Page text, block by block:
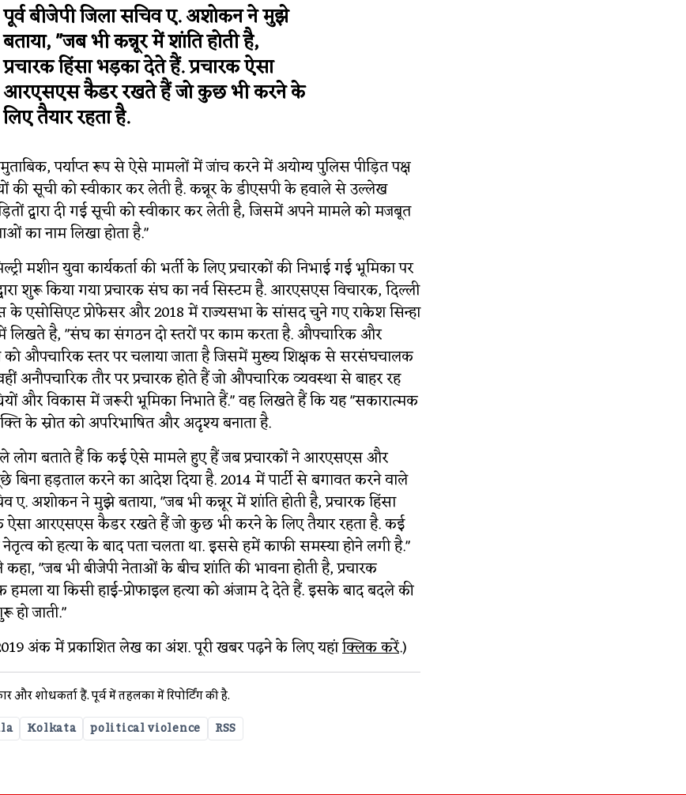
पूर्व बीजेपी जिला सचिव ए. अशोकन ने मुझे
बताया, "जब भी कन्नूर में शांति होती है,
प्रचारक हिंसा भड़का देते हैं. प्रचारक ऐसा
आरएसएस कैडर रखते हैं जो कुछ भी करने के
लिए तैयार रहता है.
पर्याप्त रूप से ऐसे मामलों में जांच करने में अयोग्य पुलिस पीड़ित पक्ष
की सूची को स्वीकार कर लेती है. कन्नूर के डीएसपी के हवाले से उल्लेख
द्वारा दी गई सूची को स्वीकार कर लेती है, जिसमें अपने मामले को मजबूत
का नाम लिखा होता है."
मशीन युवा कार्यकर्ता की भर्ती के लिए प्रचारकों की निभाई गई भूमिका पर
शुरू किया गया प्रचारक संघ का नर्व सिस्टम है. आरएसएस विचारक, दिल्ली
के एसोसिएट प्रोफेसर और 2018 में राज्यसभा के सांसद चुने गए राकेश सिन्हा
लिखते है, "संघ का संगठन दो स्तरों पर काम करता है. औपचारिक और
औपचारिक स्तर पर चलाया जाता है जिसमें मुख्य शिक्षक से सरसंघचालक
अनौपचारिक तौर पर प्रचारक होते हैं जो औपचारिक व्यवस्था से बाहर रह
और विकास में जरूरी भूमिका निभाते हैं." वह लिखते हैं कि यह "सकारात्मक
के स्रोत को अपरिभाषित और अदृश्य बनाता है.
लोग बताते हैं कि कई ऐसे मामले हुए हैं जब प्रचारकों ने आरएसएस और
बिना हड़ताल करने का आदेश दिया है. 2014 में पार्टी से बगावत करने वाले
ए. अशोकन ने मुझे बताया, "जब भी कन्नूर में शांति होती है, प्रचारक हिंसा
ऐसा आरएसएस कैडर रखते हैं जो कुछ भी करने के लिए तैयार रहता है. कई
को हत्या के बाद पता चलता था. इससे हमें काफी समस्या होने लगी है."
कहा, "जब भी बीजेपी नेताओं के बीच शांति की भावना होती है, प्रचारक
हमला या किसी हाई-प्रोफाइल हत्या को अंजाम दे देते हैं. इसके बाद बदले की
हो जाती."
अंक में प्रकाशित लेख का अंश. पूरी खबर पढ़ने के लिए यहांक्लिक करें.)
और शोधकर्ता हैं. पूर्व में तहलका में रिपोर्टिंग की है.
Kolkata political violence RSS